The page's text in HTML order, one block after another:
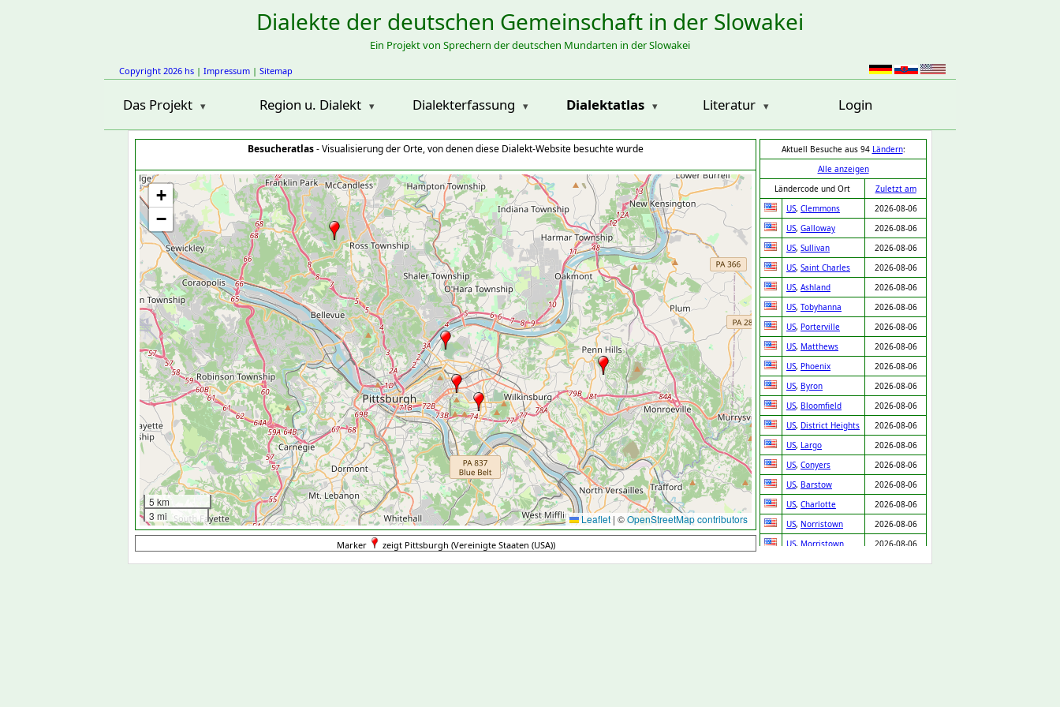
Dialekte der deutschen Gemeinschaft in der Slowakei
Ein Projekt von Sprechern der deutschen Mundarten in der Slowakei
Copyright 2026 hs | Impressum | Sitemap
Das Projekt Region u. Dialekt Dialekterfassung Dialektatlas Literatur Login
Besucheratlas- Visualisierung der Orte, von denen diese Dialekt-Website besuchte wurde
+
−
5 km
3 mi
Leaflet | ©OpenStreetMap contributors
Aktuell Besuche aus 94 Ländern:
Alle anzeigen
Ländercode und Ort
Zuletzt am
US, Clemmons
2026-08-06
US, Galloway
2026-08-06
US, Sullivan
2026-08-06
US, Saint Charles
2026-08-06
US, Ashland
2026-08-06
US, Tobyhanna
2026-08-06
US, Porterville
2026-08-06
US, Matthews
2026-08-06
US, Phoenix
2026-08-06
US, Byron
2026-08-06
US, Bloomfield
2026-08-06
US, District Heights
2026-08-06
US, Largo
2026-08-06
US, Conyers
2026-08-06
US, Barstow
2026-08-06
US, Charlotte
2026-08-06
US, Norristown
2026-08-06
US, Morristown
2026-08-06
US,Dover
2026-08-06
Marker zeigt Pittsburgh (Vereinigte Staaten (USA))